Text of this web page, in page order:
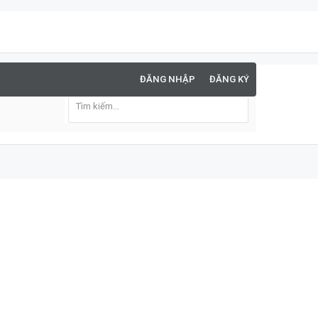
ĐĂNG NHẬP ĐĂNG KÝ